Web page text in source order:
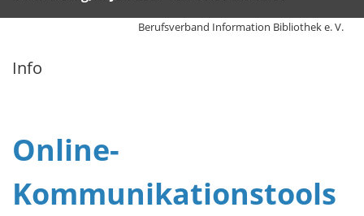
Berufsverband Information Bibliothek e. V.
Info
Online-
Kommunikationstools